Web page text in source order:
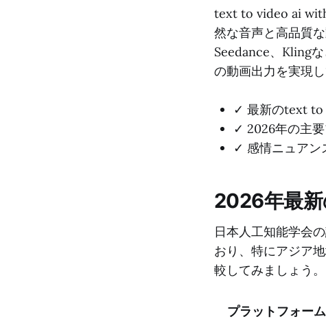
text to video ai
然な音声と高品質
Seedance、Kling
の動画出力を実現し
✓ 最新のtext to
✓ 2026年の主
✓ 感情ニュアン
2026年最
日本人工知能学会の
おり、特にアジア
較してみましょう。
プラットフォーム